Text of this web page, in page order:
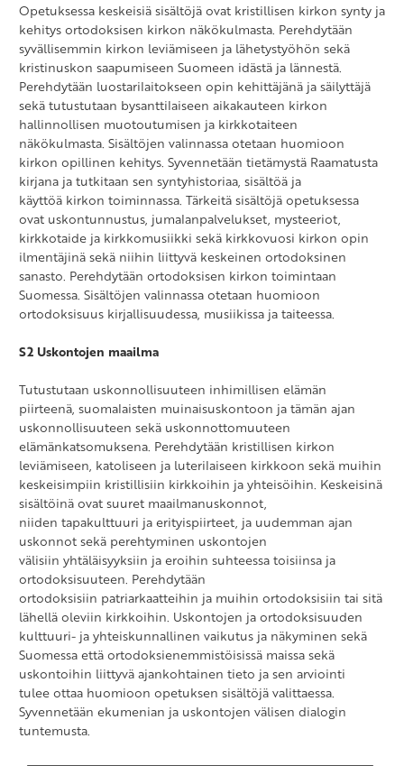
Opetuksessa keskeisiä sisältöjä ovat kristillisen kirkon synty ja
kehitys ortodoksisen kirkon näkökulmasta. Perehdytään
syvällisemmin kirkon leviämiseen ja lähetystyöhön sekä
kristinuskon saapumiseen Suomeen idästä ja lännestä.
Perehdytään luostarilaitokseen opin kehittäjänä ja säilyttäjä
sekä tutustutaan bysanttilaiseen aikakauteen kirkon
hallinnollisen muotoutumisen ja kirkkotaiteen
näkökulmasta. Sisältöjen valinnassa otetaan huomioon
kirkon opillinen kehitys. Syvennetään tietämystä Raamatusta
kirjana ja tutkitaan sen syntyhistoriaa, sisältöä ja
käyttöä kirkon toiminnassa. Tärkeitä sisältöjä opetuksessa
ovat uskontunnustus, jumalanpalvelukset, mysteeriot,
kirkkotaide ja kirkkomusiikki sekä kirkkovuosi kirkon opin
ilmentäjinä sekä niihin liittyvä keskeinen ortodoksinen
sanasto. Perehdytään ortodoksisen kirkon toimintaan
Suomessa. Sisältöjen valinnassa otetaan huomioon
ortodoksisuus kirjallisuudessa, musiikissa ja taiteessa.
S2 Uskontojen maailma
Tutustutaan uskonnollisuuteen inhimillisen elämän
piirteenä, suomalaisten muinaisuskontoon ja tämän ajan
uskonnollisuuteen sekä uskonnottomuuteen
elämänkatsomuksena. Perehdytään kristillisen kirkon
leviämiseen, katoliseen ja luterilaiseen kirkkoon sekä muihin
keskeisimpiin kristillisiin kirkkoihin ja yhteisöihin. Keskeisinä
sisältöinä ovat suuret maailmanuskonnot,
niiden tapakulttuuri ja erityispiirteet, ja uudemman ajan
uskonnot sekä perehtyminen uskontojen
välisiin yhtäläisyyksiin ja eroihin suhteessa toisiinsa ja
ortodoksisuuteen. Perehdytään
ortodoksisiin patriarkaatteihin ja muihin ortodoksisiin tai sitä
lähellä oleviin kirkkoihin. Uskontojen ja ortodoksisuuden
kulttuuri- ja yhteiskunnallinen vaikutus ja näkyminen sekä
Suomessa että ortodoksienemmistöisissä maissa sekä
uskontoihin liittyvä ajankohtainen tieto ja sen arviointi
tulee ottaa huomioon opetuksen sisältöjä valittaessa.
Syvennetään ekumenian ja uskontojen välisen dialogin
tuntemusta.